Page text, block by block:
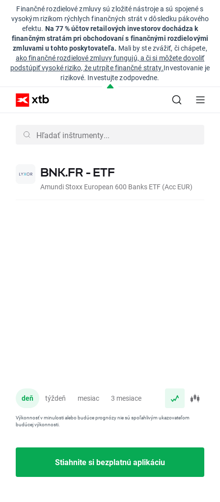
Finančné rozdielové zmluvy sú zložité nástroje a sú spojené s
vysokým rizikom rýchlych finančných strát v dôsledku pákového
efektu. Na 77 % účtov retailových investorov dochádza k
finančným stratám pri obchodovaní s finančnými rozdielovými
zmluvami u tohto poskytovateľa. Mali by ste zvážiť, či chápete,
ako finančné rozdielové zmluvy fungujú, a či si môžete dovoliť
podstúpiť vysoké riziko, že utrpíte finančné straty.Investovanie je
rizikové. Investujte zodpovedne.
BNK.FR - ETF
Amundi Stoxx European 600 Banks ETF (Acc EUR)
deň týždeň mesiac 3 mesiace
Výkonnosť v minulosti alebo budúce prognózy nie sú spoľahlivým ukazovateľom
budúcej výkonnosti.
Stiahnite si bezplatnú aplikáciu